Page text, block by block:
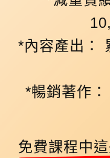
*內容產出：
*暢銷著作：
免費課程中